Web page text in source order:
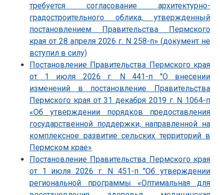
требуется согласование архитектурно-
градостроительного облика, утвержденный
постановлением Правительства Пермского
края от 28 апреля 2026 г. N 258-п» (документ не
вступил в силу)
Постановление Правительства Пермского края
от 1 июля 2026 г. N 441-п "О внесении
изменений в постановление Правительства
Пермского края от 31 декабря 2019 г. N 1064-п
«Об утверждении порядков предоставления
государственной поддержки, направленной на
комплексное развитие сельских территорий в
Пермском крае»
Постановление Правительства Пермского края
от 1 июля 2026 г. N 451-п "Об утверждении
региональной программы «Оптимальная для